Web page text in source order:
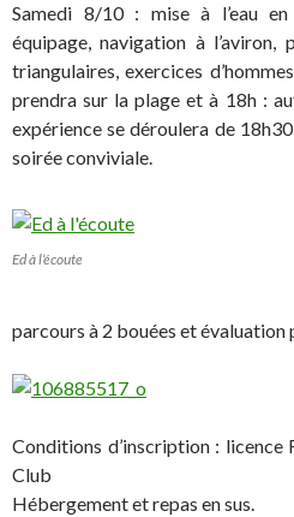
Samedi 8/10 : mise à l’eau
équipage, navigation à
triangulaires, exercices
prendra sur la plage et à 18h :
expérience se déroulera de
soirée conviviale.
Ed à l’écoute
parcours à 2 bouées et évaluation
Conditions d’inscription : licence
Club
Hébergement et repas en sus.